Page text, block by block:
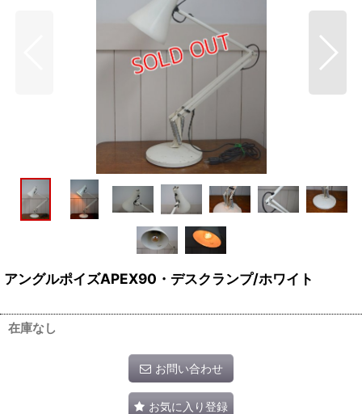
アングルポイズAPEX90・デスクランプ/ホワイト
在庫なし
お問い合わせ
お気に入り登録